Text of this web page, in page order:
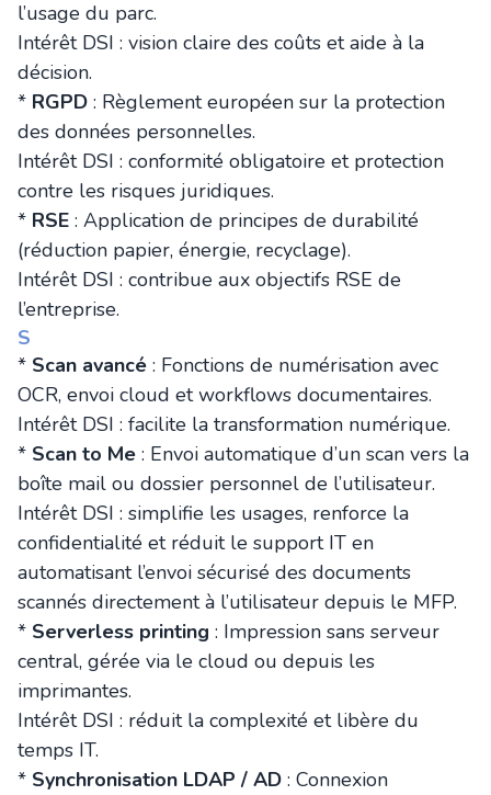
l’usage du parc.
Intérêt DSI : vision claire des coûts et aide à la
décision.
* RGPD : Règlement européen sur la protection
des données personnelles.
Intérêt DSI : conformité obligatoire et protection
contre les risques juridiques.
* RSE : Application de principes de durabilité
(réduction papier, énergie, recyclage).
Intérêt DSI : contribue aux objectifs RSE de
l’entreprise.
S
* Scan avancé : Fonctions de numérisation avec
OCR, envoi cloud et workflows documentaires.
Intérêt DSI : facilite la transformation numérique.
* Scan to Me : Envoi automatique d’un scan vers la
boîte mail ou dossier personnel de l’utilisateur.
Intérêt DSI : simplifie les usages, renforce la
confidentialité et réduit le support IT en
automatisant l’envoi sécurisé des documents
scannés directement à l’utilisateur depuis le MFP.
* Serverless printing : Impression sans serveur
central, gérée via le cloud ou depuis les
imprimantes.
Intérêt DSI : réduit la complexité et libère du
temps IT.
* Synchronisation LDAP / AD : Connexion